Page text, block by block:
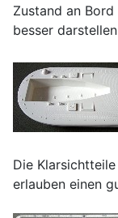
Zustand an
besser
Die
erlauben einen